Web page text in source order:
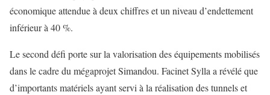
économique attendue à deux chiffres et un niveau d’endettement
inférieur à 40 %.
Le second défi porte sur la valorisation des équipements mobilisés
dans le cadre du mégaprojet Simandou. Facinet Sylla a révélé que
d’importants matériels ayant servi à la réalisation des tunnels et